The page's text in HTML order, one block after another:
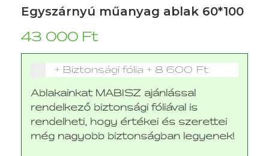
Egyszárnyú műanyag ablak 60*100
43 000 Ft
+ Biztonsági fólia + 8 600 Ft
Ablakainkat MABISZ ajánlással
rendelkező biztonsági fóliával is
rendelheti, hogy értékei és szerettei
még nagyobb biztonságban legyenek!